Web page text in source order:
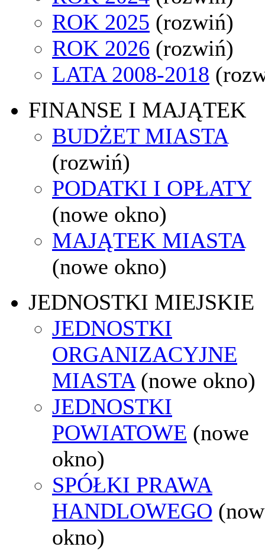
ROK 2025 (rozwiń)
ROK 2026 (rozwiń)
LATA 2008-2018
FINANSE I MAJĄTEK
BUDŻET MIASTA
(rozwiń)
PODATKI I OPŁATY
(nowe okno)
MAJĄTEK MIASTA
(nowe okno)
JEDNOSTKI MIEJSKIE
JEDNOSTKI
ORGANIZACYJNE
MIASTA (nowe okno)
JEDNOSTKI
POWIATOWE (nowe
okno)
SPÓŁKI PRAWA
HANDLOWEGO
okno)